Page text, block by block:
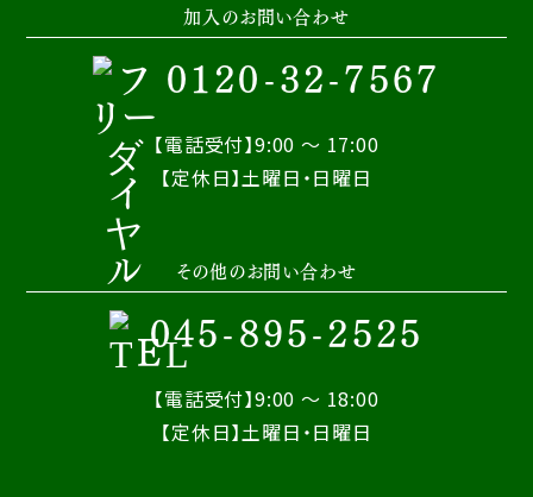
加入のお問い合わせ
0120-32-7567
【電話受付】9:00 ～ 17:00
【定休日】土曜日・日曜日
その他のお問い合わせ
045-895-2525
【電話受付】9:00 ～ 18:00
【定休日】土曜日・日曜日